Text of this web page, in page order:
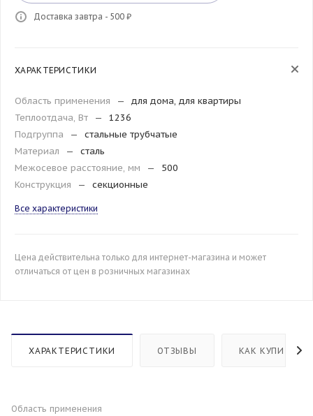
Доставка завтра - 500 ₽
ХАРАКТЕРИСТИКИ
Область применения —
для дома, для квартиры
Теплоотдача, Вт
—
1236
Подгруппа
—
стальные трубчатые
Материал
—
сталь
Межосевое расстояние, мм
—
500
Конструкция
— секционные
Все характеристики
Цена действительна только для интернет-магазина и может
отличаться от цен в розничных магазинах
ХАРАКТЕРИСТИКИ ОТЗЫВЫ КАК КУПИТЬ
Область применения